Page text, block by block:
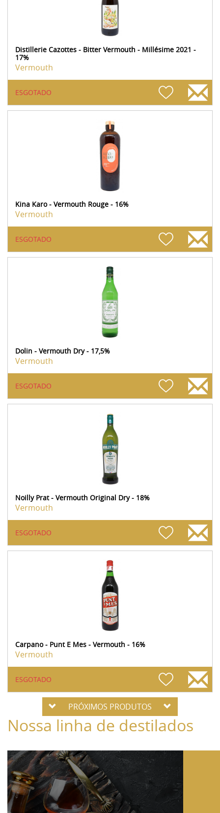
Distillerie Cazottes - Bitter Vermouth - Millésime 2021 -
17%
Vermouth
ESGOTADO
Kina Karo - Vermouth Rouge - 16%
Vermouth
ESGOTADO
Dolin - Vermouth Dry - 17,5%
Vermouth
ESGOTADO
Noilly Prat - Vermouth Original Dry - 18%
Vermouth
ESGOTADO
Carpano - Punt E Mes - Vermouth - 16%
Vermouth
ESGOTADO
PRÓXIMOS PRODUTOS
Nossa linha de destilados